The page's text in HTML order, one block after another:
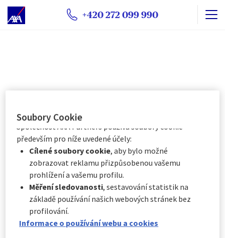
+420 272 099 990
Na co si dát pozor při
rezervaci ubytování
Soubory Cookie
přijmout
. Vaše předvolby uchováme
po dobu
měsíců. Prostřednictvím Centra předvoleb
stránek.
Společnost AXA Partners používá soubory cookie
především pro níže uvedené účely:
Cílené soubory cookie, aby bylo možné
zobrazovat reklamu přizpůsobenou vašemu
prohlížení a vašemu profilu.
Měření sledovanosti, sestavování statistik na
základě používání našich webových stránek bez
profilování.
Informace o používání webu a cookies